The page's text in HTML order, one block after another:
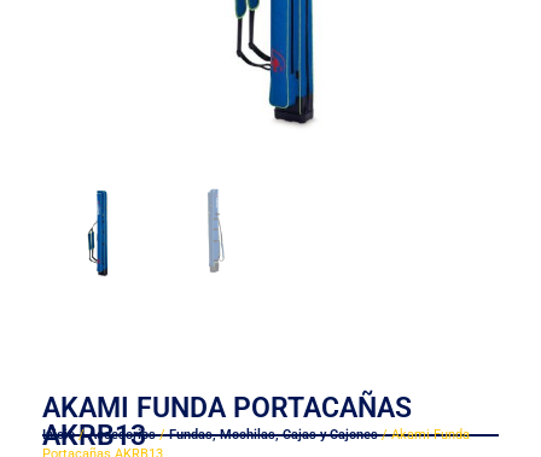
AKAMI FUNDA PORTACAÑAS
AKRB13
Inicio/Accesorios/Fundas, Mochilas, Cajas y Cajones/ Akami Funda